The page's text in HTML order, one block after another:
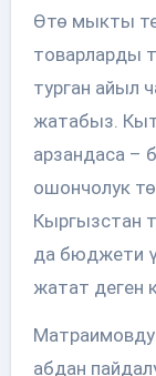
Өтө мыкты
товарларды
турган айыл
жатабыз.
арзандаса –
ошончолук
Кыргызстан
да бюджети
жатат деген
абдан